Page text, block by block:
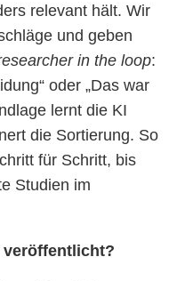
relevant hält. Wir
und geben
in the loop:
oder „Das war
lernt die KI
die Sortierung. So
für Schritt, bis
Studien im
veröffentlicht?